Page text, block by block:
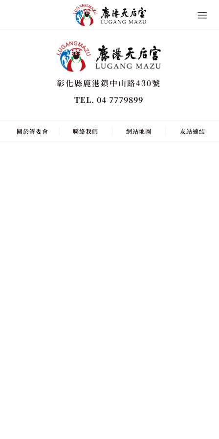
彰化縣鹿港鎮中山路430號
TEL. 04 7779899
關於管委會 聯絡我們 網站地圖 友站連結